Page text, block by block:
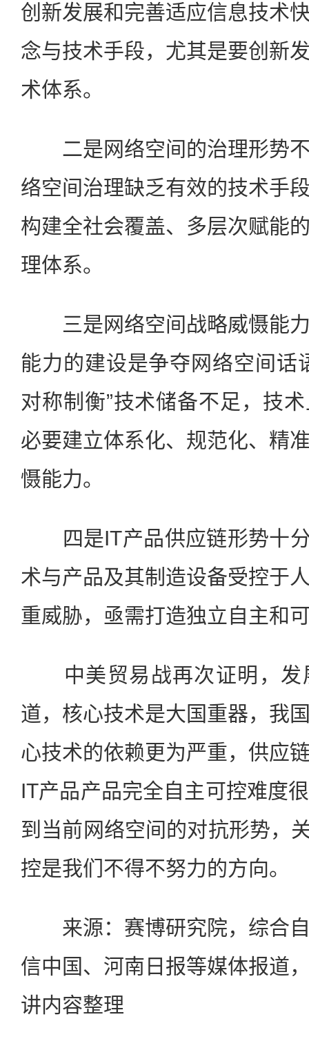
创新发展和完善适应信息技术
念与技术手段，尤其是要创新
术体系。
二是网络空间的治理形势不
络空间治理缺乏有效的技术手
构建全社会覆盖、多层次赋能
理体系。
三是网络空间战略威慑能力
能力的建设是争夺网络空间话
对称制衡”技术储备不足，技
必要建立体系化、规范化、精
慑能力。
四是IT产品供应链形势十分
术与产品及其制造设备受控于
重威胁，亟需打造独立自主和
中美贸易战再次证明，发
道，核心技术是大国重器，我
心技术的依赖更为严重，供应
IT产品产品完全自主可控难度
到当前网络空间的对抗形势，
控是我们不得不努力的方向。
来源：赛博研究院，综合自
信中国、河南日报等媒体报道
讲内容整理